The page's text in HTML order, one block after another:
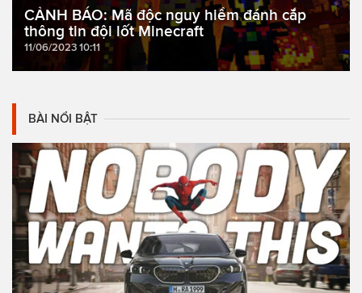
CẢNH BÁO: Mã độc nguy hiểm đánh cắp
thông tin đội lốt Minecraft
11/06/2023 10:11
BÀI NỔI BẬT